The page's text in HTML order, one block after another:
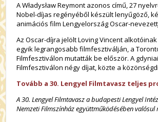
A Władysław Reymont azonos című, 27
Nobel-díjas regényéből készült lenyűgöző,
animációs film Lengyelország Oscar-
Az Oscar-díjra jelölt Loving Vincent
egyik legrangosabb filmfesztiválján, a
Filmfesztiválon mutatták be először. A
Filmfesztiválon négy díjat, közte a
Tovább a 30. Lengyel Filmtavasz teljes
A 30. Lengyel Filmtavasz a budapesti Lengyel
Nemzeti Filmszínház együttműködésében valósul